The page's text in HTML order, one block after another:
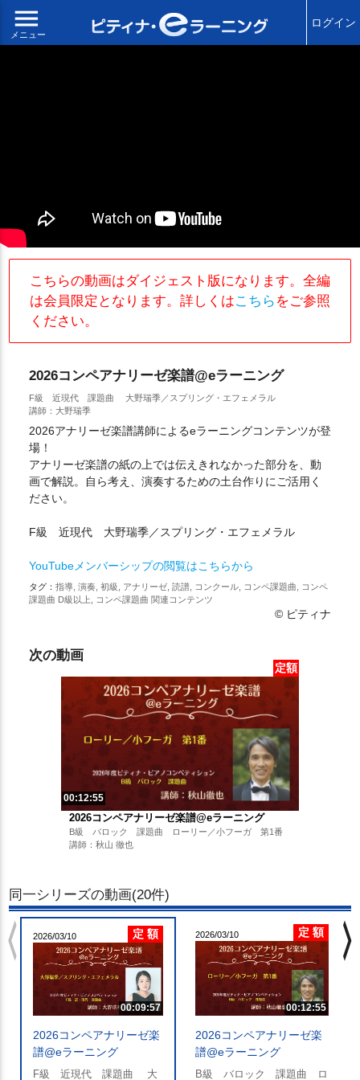
menu
メニュー
ログイン
こちらの動画はダイジェスト版になります。全編
は会員限定となります。詳しくはこちら をご参照
ください。
2026コンペアナリーゼ楽譜@eラーニング
F級 近現代 課題曲 大野瑞季／スプリング・エフェメラル
講師：大野瑞季
2026アナリーゼ楽譜講師によるeラーニングコンテンツが登
場！
アナリーゼ楽譜の紙の上では伝えきれなかった部分を、動
画で解説。自ら考え、演奏するための土台作りにご活用く
ださい。
F級 近現代 大野瑞季／スプリング・エフェメラル
YouTubeメンバーシップの閲覧はこちらから
タグ： 指導, 演奏, 初級, アナリーゼ, 読譜, コンクール, コンペ課題曲, コンペ
課題曲 D級以上, コンペ課題曲 関連コンテンツ
© ピティナ
次の動画
定額
00:12:55
2026コンペアナリーゼ楽譜@eラーニング
B級 バロック 課題曲 ローリー／小フーガ 第1番
講師：秋山 徹也
同一シリーズの動画(20件)
2026/03/10 定 額
00:09:57
2026コンペアナリーゼ楽
譜@eラーニング
F級 近現代 課題曲 大
2026/03/10 定 額
00:12:55
2026コンペアナリーゼ楽
譜@eラーニング
B級 バロック 課題曲 ロ
chevron_left chevron_right